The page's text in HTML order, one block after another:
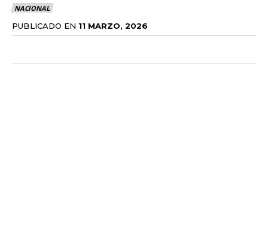
NACIONAL
PUBLICADO EN 11 MARZO, 2026